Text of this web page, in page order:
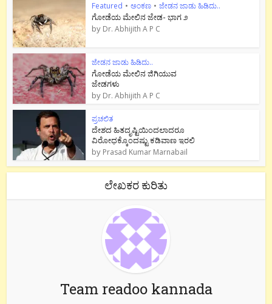
Featured • ಅಂಕಣ • ಜೇಡನ ಜಾಡು ಹಿಡಿದು..
ಗೋಡೆಯ ಮೇಲಿನ ಜೇಡ- ಭಾಗ ೨
by Dr. Abhijith A P C
ಜೇಡನ ಜಾಡು ಹಿಡಿದು..
ಗೋಡೆಯ ಮೇಲಿನ ಜಿಗಿಯುವ
ಜೇಡಗಳು
by Dr. Abhijith A P C
ಪ್ರಚಲಿತ
ದೇಶದ ಹಿತದೃಷ್ಟಿಯಿಂದಲಾದರೂ
ವಿರೋಧಕ್ಕೊಂದಷ್ಟು ಕಡಿವಾಣ ಇರಲಿ
by Prasad Kumar Marnabail
ಲೇಖಕರ ಕುರಿತು
Team readoo kannada